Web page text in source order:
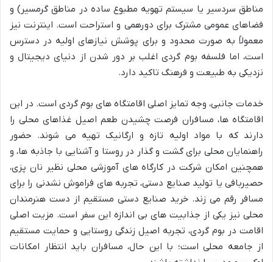
مناطق سردسیر یا سیستم تهویه مطبوع ساده در مناطق گرمسیر) و
فضاهای عمومی مشترک برای دورهمی و استراحت است. اینترنت نیز
معمولاً به صورت محدود و برای پوشش نیازهای اولیه در دسترس
است، اما فلسفه بوم گردی اغلب بر دور شدن از دنیای دیجیتال و
نزدیکی به طبیعت و فرهنگ تاکید دارد.
خدمات جانبی، وجه تمایز اصلی اقامتگاه های بوم گردی است. در این
اقامتگاه ها، مسافران فرصت چشیدن طعم اصیل غذاهای محلی را
دارند که با مواد اولیه تازه و ارگانیک تهیه می شوند. حضور
راهنمایان محلی برای گشت و گذار در روستا و آشنایی با جاذبه ها، و
همچنین امکان شرکت در کارگاه های آموزشی محلی نظیر نان پزی،
حصیربافی یا تولید صنایع دستی، تجربه های فراموش نشدنی را برای
مسافر رقم می زند. خرید صنایع دستی مستقیم از دست هنرمندان
محلی نیز یکی از جذابیت های بی اندازه این سفر است. مزیت اصلی
اقامت در بوم گردی، تجربه اصیل زندگی روستایی و حمایت مستقیم
از جامعه محلی است؛ با این حال، مسافران باید انتظار امکانات